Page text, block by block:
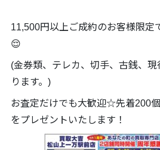
11,500円以上ご成約のお客様限定
😌
(金券類、テレカ、切手、古銭、
ります。)
お査定だけでも大歓迎☆先着200
をプレゼントいたします！